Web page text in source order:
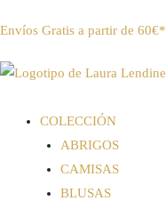
Envíos Gratis a partir de 60€*
COLECCIÓN
ABRIGOS
CAMISAS
BLUSAS